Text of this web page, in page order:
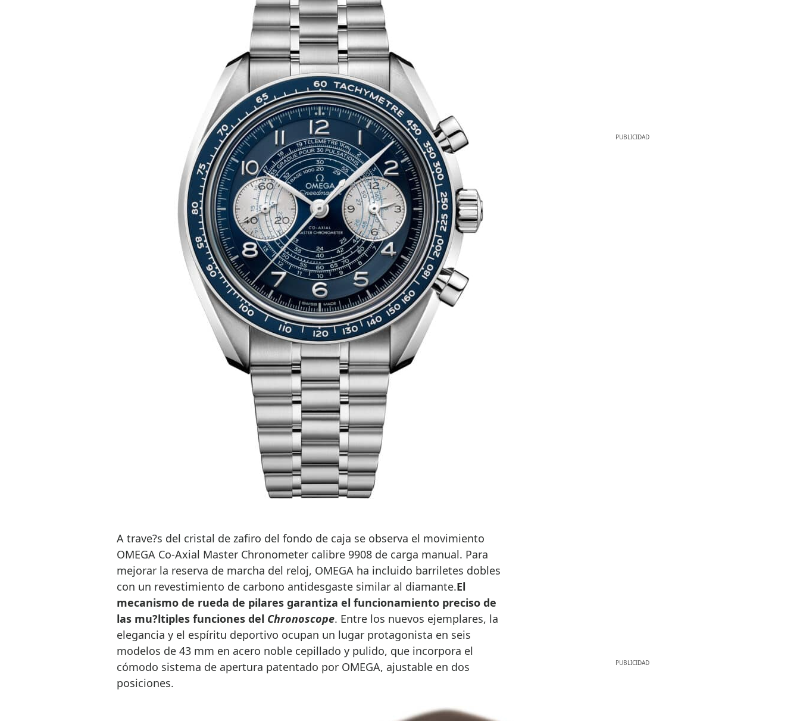
A trave?s del cristal de zafiro del fondo de caja se observa el movimiento
OMEGA Co-Axial Master Chronometer calibre 9908 de carga manual. Para
mejorar la reserva de marcha del reloj, OMEGA ha incluido barriletes dobles
con un revestimiento de carbono antidesgaste similar al diamante.El
mecanismo de rueda de pilares garantiza el funcionamiento preciso de
las mu?ltiples funciones del Chronoscope. Entre los nuevos ejemplares, la
elegancia y el espíritu deportivo ocupan un lugar protagonista en seis
modelos de 43 mm en acero noble cepillado y pulido, que incorpora el
cómodo sistema de apertura patentado por OMEGA, ajustable en dos
posiciones.